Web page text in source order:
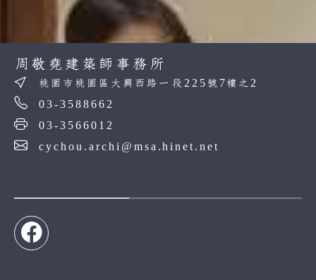
周敬堯建築師事務所
桃園市桃園區大興西路一段225號7樓之2
03-3588662
03-3566012
cychou.archi@msa.hinet.net